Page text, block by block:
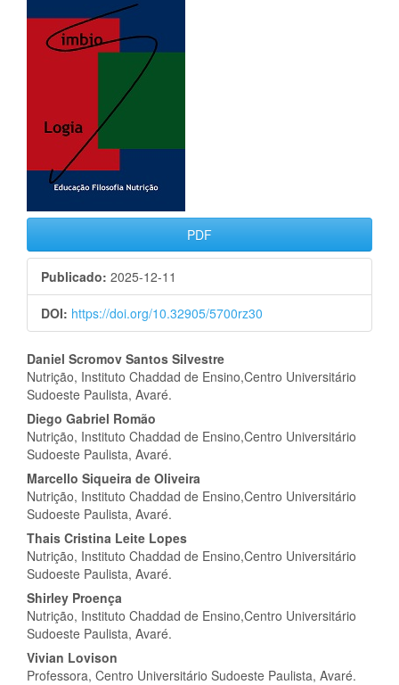
lateral
PDF
Publicado: 2025-12-11
DOI: https://doi.org/10.32905/5700rz30
Conteúdo
do
artigo
principal
Daniel Scromov Santos Silvestre
Nutrição, Instituto Chaddad de Ensino,Centro Universitário
Sudoeste Paulista, Avaré.
Diego Gabriel Romão
Nutrição, Instituto Chaddad de Ensino,Centro Universitário
Sudoeste Paulista, Avaré.
Marcello Siqueira de Oliveira
Nutrição, Instituto Chaddad de Ensino,Centro Universitário
Sudoeste Paulista, Avaré.
Thais Cristina Leite Lopes
Nutrição, Instituto Chaddad de Ensino,Centro Universitário
Sudoeste Paulista, Avaré.
Shirley Proença
Nutrição, Instituto Chaddad de Ensino,Centro Universitário
Sudoeste Paulista, Avaré.
Vivian Lovison
Professora, Centro Universitário Sudoeste Paulista, Avaré.